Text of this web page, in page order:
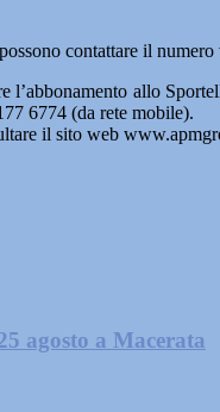
contattare il
l’abbonamento allo
6774 (da rete mobile).
il sito web
agosto a Macerata